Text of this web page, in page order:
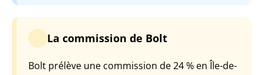
La commission de Bolt
Bolt prélève une commission de 24 % en Île-de-